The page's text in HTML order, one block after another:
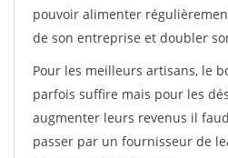
pouvoir alimenter
de son entreprise et doubler
Pour les meilleurs artisans, le
parfois suffire mais pour les
augmenter leurs revenus il
passer par un fournisseur de